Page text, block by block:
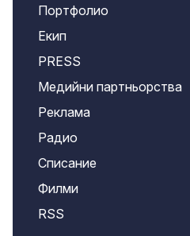
Портфолио
Екип
PRESS
Медийни партньорства
Реклама
Радио
Списание
Филми
RSS